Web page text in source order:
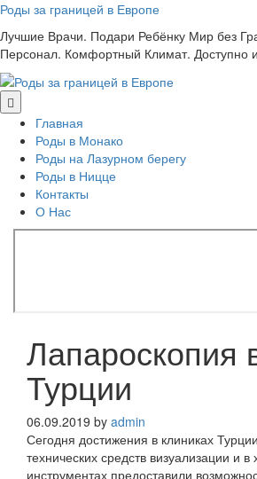
Skip
content
Роды за границей в Европе
Лучшие Врачи. Подари Ребёнку Мир без
Персонал. Комфортный Климат. Доступно
Главная
Роды в Монако
Роды на Лазурном берегу
Роды в Ницце
Контакты
О Нас
Лапароскопия
Турции
06.09.2019 by admin
Сегодня достижения в клиниках
технических средств визуализации и в
инструментах предоставили